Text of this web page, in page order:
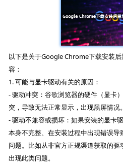
以下是关于Google Chrome下载安装
容：
1. 可能与显卡驱动有关的原因：
- 驱动冲突：谷歌浏览器的硬件（显卡
突，导致无法正常显示，出现黑屏情况。
- 驱动不兼容或损坏：如果安装的显卡
本身不完整、在安装过程中出现错误
问题。比如从非官方正规渠道获取的
出现此类问题。